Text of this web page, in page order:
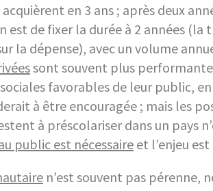
acquièrent en 3 ans ; après deux
de fixer la durée à 2 années (la
la dépense), avec un volume
sont souvent plus
favorables de leur public,
à être encouragée ; mais les
à préscolariser dans un pays
public est nécessaireet l’enjeu est
n’est souvent pas pérenne,